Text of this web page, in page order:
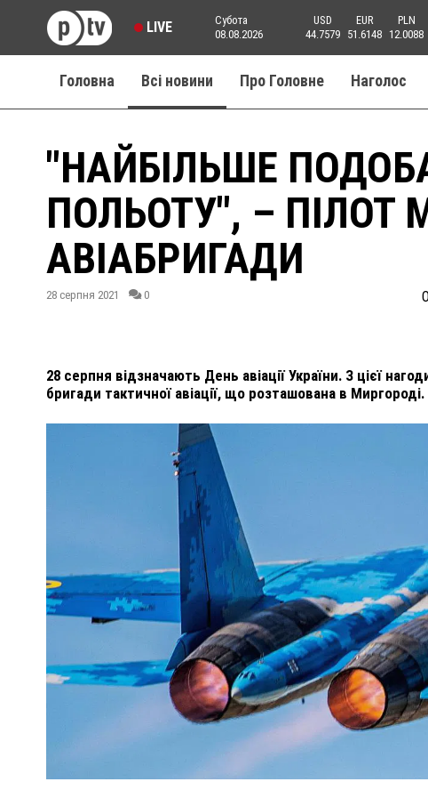
LIVE
Субота
08.08.2026
USD
44.7579
EUR
51.6148
PLN
12.0088
Головна Всі новини Про Головне Наголос
"НАЙБІЛЬШЕ
ПОЛЬОТУ", – ПІЛОТ
АВІАБРИГАДИ
28 серпня 2021 0
28 серпня відзначають День авіації України. З цієї
бригади тактичної авіації, що розташована в Миргороді.
ПОЛІЦІЯ ПОЛТАВЩИНИ РОЗШУКУЄ 62-РІЧНУ
ЛЮДМИЛУ ТИМЧЕНКО
26 листопада 2025 0 25